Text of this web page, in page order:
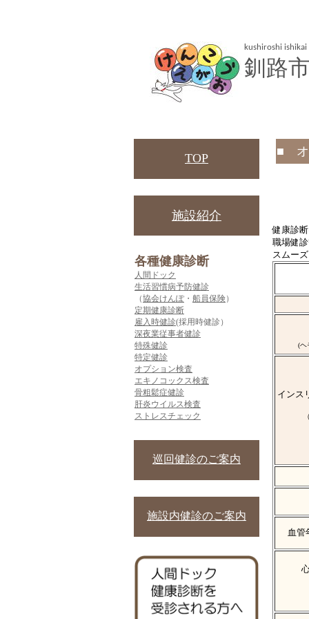
kushiroshi
釧路
TOP
施設紹介
各種健康診断
人間ドック
生活習慣病予防健診
（協会けんぽ・ 船員保険）
定期健康診断
雇入時健診(採用時健診）
深夜業従事者健診
特殊健診
特定健診
オプション検査
エキノコックス検査
骨粗鬆症健診
肝炎ウイルス検査
ストレスチェック
巡回健診のご案内
施設内健診のご案内
■ オ
健康診
職場健
スムー
(ヘ
インス
血管